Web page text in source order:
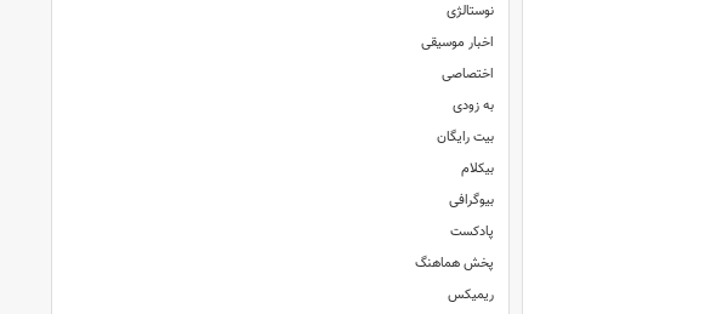
نوستالژی
اخبار موسیقی
اختصاصی
به زودی
بیت رایگان
بیکلام
بیوگرافی
پادکست
پخش هماهنگ
ریمیکس